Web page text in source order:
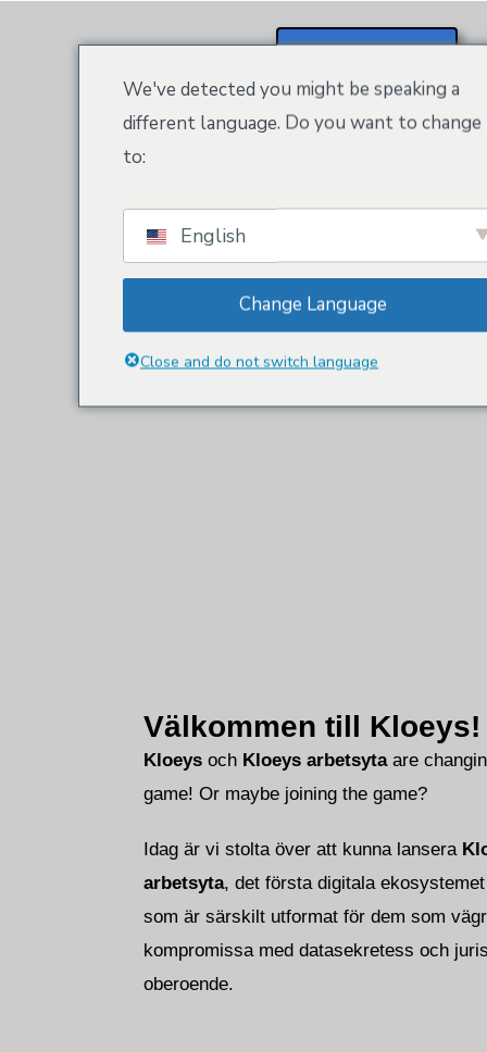
Välkommen till Kloeys!
Kloeysoch Kloeys arbetsytaare
game! Or maybe joining the game?
Idag är vi stolta över att kunna lansera
arbetsyta, det första digitala
som är särskilt utformat för dem som
kompromissa med datasekretess och
oberoende.
We've detected you might be speaking a
different language. Do you want to change
to:
English
Change Language
Close and do not switch language